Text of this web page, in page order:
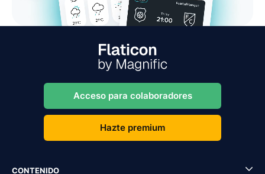
Acceso para colaboradores
Hazte premium
CONTENIDO